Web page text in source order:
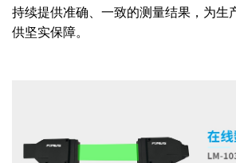
持续提供准确、一致的测量结果，为生
供坚实保障。